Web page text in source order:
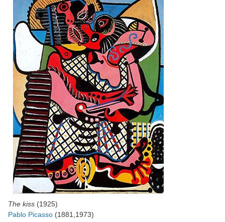
The kiss (1925)
Pablo Picasso (1881,1973)